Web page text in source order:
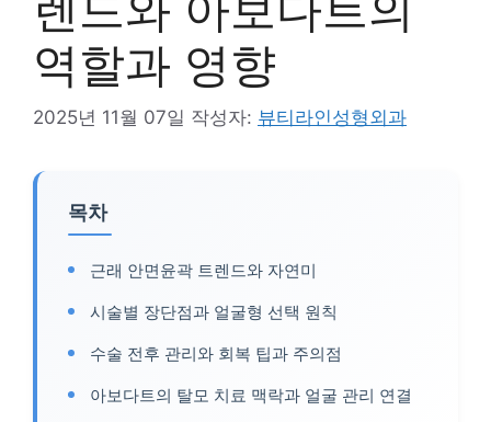
역할과 영향
2025년 11월 07일 작성자: 뷰티라인성형외과
목차
근래 안면윤곽 트렌드와 자연미
시술별 장단점과 얼굴형 선택 원칙
수술 전후 관리와 회복 팁과 주의점
아보다트의 탈모 치료 맥락과 얼굴 관리 연결